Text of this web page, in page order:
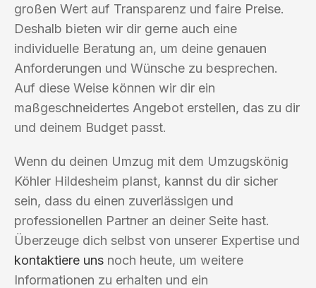
großen Wert auf Transparenz und faire Preise.
Deshalb bieten wir dir gerne auch eine
individuelle Beratung an, um deine genauen
Anforderungen und Wünsche zu besprechen.
Auf diese Weise können wir dir ein
maßgeschneidertes Angebot erstellen, das zu dir
und deinem Budget passt.
Wenn du deinen Umzug mit dem Umzugskönig
Köhler Hildesheim planst, kannst du dir sicher
sein, dass du einen zuverlässigen und
professionellen Partner an deiner Seite hast.
Überzeuge dich selbst von unserer Expertise und
kontaktiere uns noch heute, um weitere
Informationen zu erhalten und ein